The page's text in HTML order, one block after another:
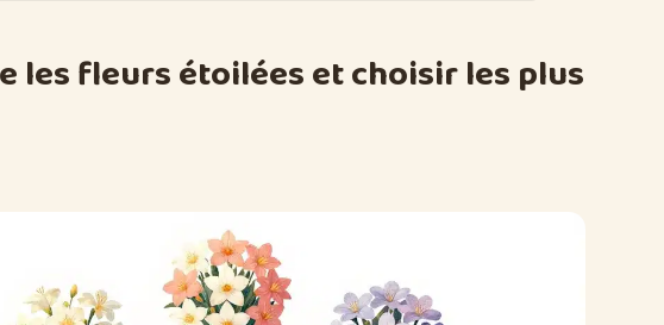
les fleurs étoilées et choisir les plus